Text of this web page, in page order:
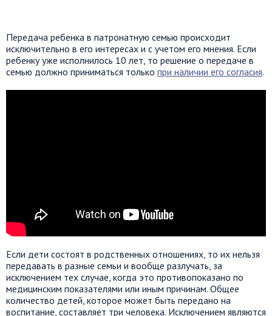
Передача ребенка в патронатную семью происходит
исключительно в его интересах и с учетом его мнения. Если
ребенку уже исполнилось 10 лет, то решение о передаче в
семью должно приниматься только при наличии его согласия.
Если дети состоят в родственных отношениях, то их нельзя
передавать в разные семьи и вообще разлучать, за
исключением тех случае, когда это противопоказано по
медицинским показателями или иным причинам. Общее
количество детей, которое может быть передано на
воспитание, составляет три человека. Исключением являются